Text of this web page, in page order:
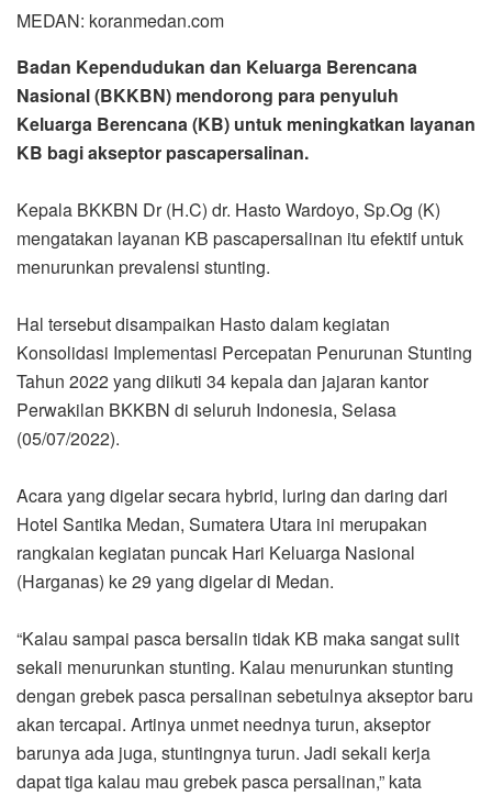
MEDAN: koranmedan.com
Badan Kependudukan dan Keluarga Berencana
Nasional (BKKBN) mendorong para penyuluh
Keluarga Berencana (KB) untuk meningkatkan layanan
KB bagi akseptor pascapersalinan.
Kepala BKKBN Dr (H.C) dr. Hasto Wardoyo, Sp.Og (K)
mengatakan layanan KB pascapersalinan itu efektif untuk
menurunkan prevalensi stunting.
Hal tersebut disampaikan Hasto dalam kegiatan
Konsolidasi Implementasi Percepatan Penurunan Stunting
Tahun 2022 yang diikuti 34 kepala dan jajaran kantor
Perwakilan BKKBN di seluruh Indonesia, Selasa
(05/07/2022).
Acara yang digelar secara hybrid, luring dan daring dari
Hotel Santika Medan, Sumatera Utara ini merupakan
rangkaian kegiatan puncak Hari Keluarga Nasional
(Harganas) ke 29 yang digelar di Medan.
“Kalau sampai pasca bersalin tidak KB maka sangat sulit
sekali menurunkan stunting. Kalau menurunkan stunting
dengan grebek pasca persalinan sebetulnya akseptor baru
akan tercapai. Artinya unmet neednya turun, akseptor
barunya ada juga, stuntingnya turun. Jadi sekali kerja
dapat tiga kalau mau grebek pasca persalinan,” kata